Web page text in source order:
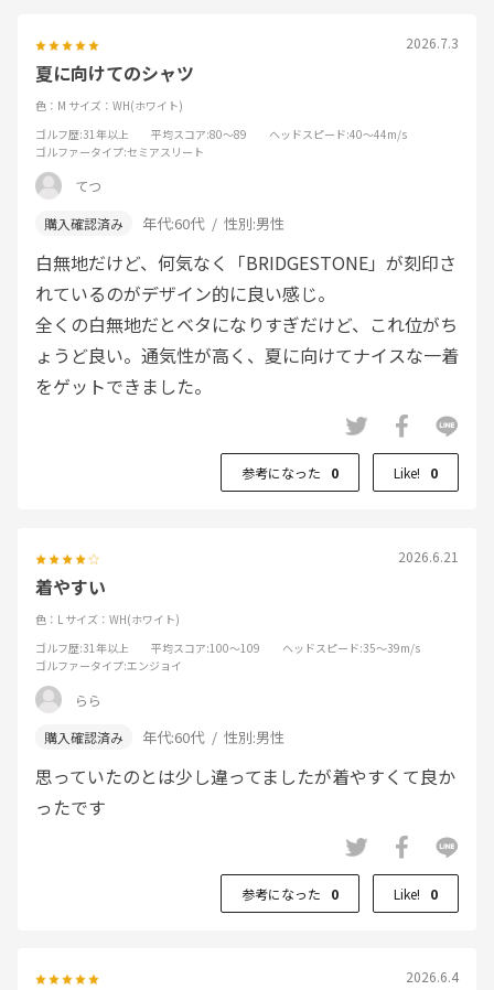
2026.7.3
夏に向けてのシャツ
色：M サイズ：WH(ホワイト)
ゴルフ歴:31年以上 平均スコア:80～89 ヘッドスピード:40～44m/s
ゴルファータイプ:セミアスリート
てつ
年代:60代 性別:男性
白無地だけど、何気なく「BRIDGESTONE」が刻印さ
れているのがデザイン的に良い感じ。
全くの白無地だとベタになりすぎだけど、これ位がち
ょうど良い。通気性が高く、夏に向けてナイスな一着
をゲットできました。
参考になった 0 Like! 0
2026.6.21
着やすい
色：L サイズ：WH(ホワイト)
ゴルフ歴:31年以上 平均スコア:100～109 ヘッドスピード:35～39m/s
ゴルファータイプ:エンジョイ
らら
年代:60代 性別:男性
思っていたのとは少し違ってましたが着やすくて良か
ったです
参考になった 0 Like! 0
2026.6.4